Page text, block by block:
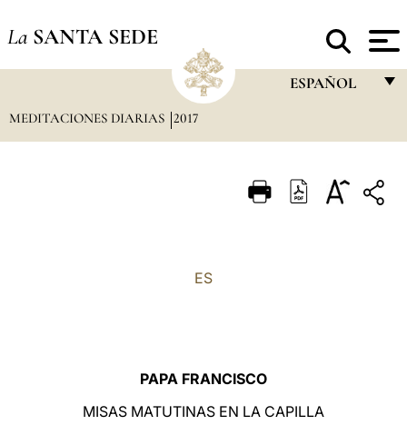
La SANTA SEDE
ESPAÑOL
ITALIANO
中文
MEDITACIONES DIARIAS 2017
ES
PAPA FRANCISCO
MISAS MATUTINAS EN LA CAPILLA